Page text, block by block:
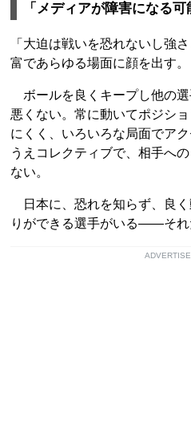
「メディアが障害になる可
「大迫は戦いを恐れないし強
富であらゆる場面に顔を出す。
ボールを良くキープし他の
悪くない。常に動いてポジシ
にくく、いろいろな局面でア
うえコレクティブで、相手へ
ない。
日本に、恐れを知らず、良
りができる選手がいる――それ